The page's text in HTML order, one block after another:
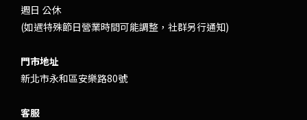
週日 公休
(如遇特殊節日營業時間可能調整，社群另行通知)
門市地址
新北市永和區安樂路80號
客服